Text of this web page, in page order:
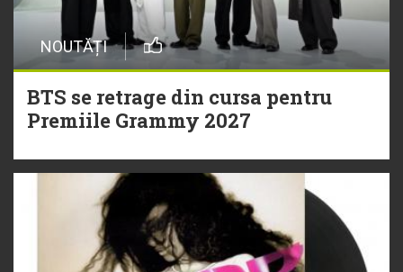
NOUTĂȚI
BTS se retrage din cursa pentru
Premiile Grammy 2027